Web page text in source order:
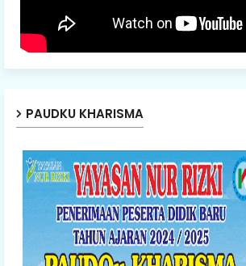
PAUDKU KHARISMA